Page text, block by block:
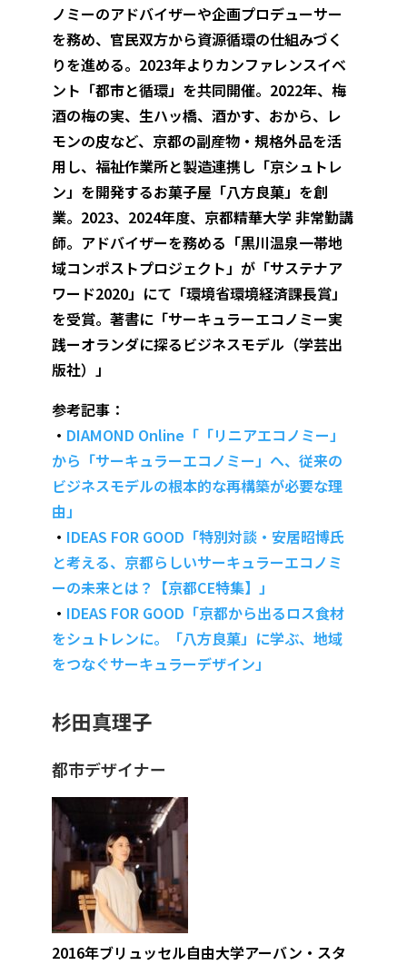
ノミーのアドバイザーや企画プロデューサー
を務め、官民双方から資源循環の仕組みづく
りを進める。2023年よりカンファレンスイベ
ント「都市と循環」を共同開催。2022年、梅
酒の梅の実、生ハッ橋、酒かす、おから、レ
モンの皮など、京都の副産物・規格外品を活
用し、福祉作業所と製造連携し「京シュトレ
ン」を開発するお菓子屋「八方良菓」を創
業。2023、2024年度、京都精華大学 非常勤講
師。アドバイザーを務める「黒川温泉一帯地
域コンポストプロジェクト」が「サステナア
ワード2020」にて「環境省環境経済課長賞」
を受賞。著書に「サーキュラーエコノミー実
践ーオランダに探るビジネスモデル（学芸出
版社）」
参考記事：
・ DIAMOND Online「「リニアエコノミー」
から「サーキュラーエコノミー」へ、従来の
ビジネスモデルの根本的な再構築が必要な理
由」
・ IDEAS FOR GOOD「特別対談・安居昭博氏
と考える、京都らしいサーキュラーエコノミ
ーの未来とは？【京都CE特集】」
・ IDEAS FOR GOOD「京都から出るロス食材
をシュトレンに。「八方良菓」に学ぶ、地域
をつなぐサーキュラーデザイン」
杉田真理子
都市デザイナー
2016年ブリュッセル自由大学アーバン・スタ